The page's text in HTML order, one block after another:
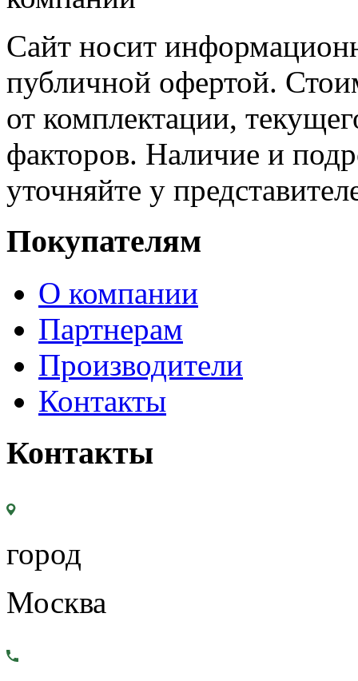
Сайт носит
публичной офертой.
от комплектации,
факторов. Наличие и
уточняйте у
Покупателям
О компании
Партнерам
Производители
Контакты
Контакты
город
Москва